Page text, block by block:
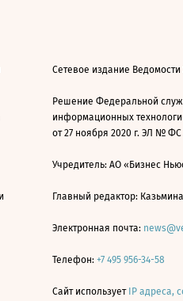
Сетевое издание
Решение Федеральной
информационных
от 27 ноября 2020 г. ЭЛ № ФС
Учредитель: АО «Бизнес
Главный редактор:
Электронная почта:
Телефон: +7 495 956-34-58
Сайт использует IP адреса,